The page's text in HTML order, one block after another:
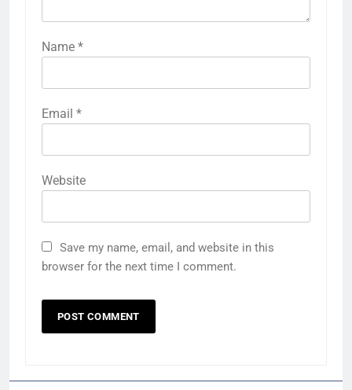
Name *
Email *
Website
Save my name, email, and website in this
browser for the next time I comment.